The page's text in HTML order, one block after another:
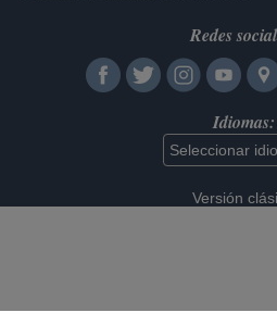
Redes
Idiomas:
Versión